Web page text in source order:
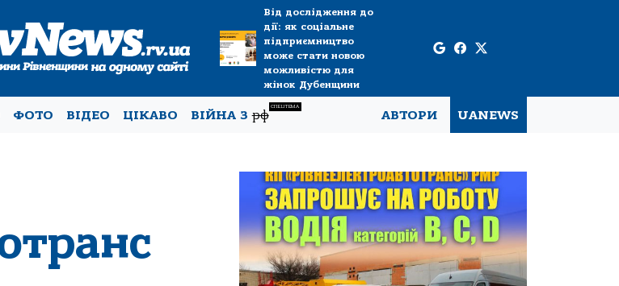
Від дослідження до
дії: як соціальне
підприємництво
може стати новою
можливістю для
жінок Дубенщини
ФОТО ВІДЕО ЦІКАВО ВІЙНА Зрф
СПЕЦТЕМА
АВТОРИ UANEWS